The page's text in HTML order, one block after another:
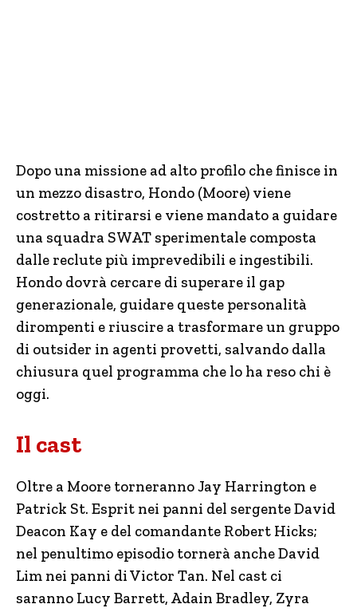
Dopo una missione ad alto profilo che finisce in
un mezzo disastro, Hondo (Moore) viene
costretto a ritirarsi e viene mandato a guidare
una squadra SWAT sperimentale composta
dalle reclute più imprevedibili e ingestibili.
Hondo dovrà cercare di superare il gap
generazionale, guidare queste personalità
dirompenti e riuscire a trasformare un gruppo
di outsider in agenti provetti, salvando dalla
chiusura quel programma che lo ha reso chi è
oggi.
Il cast
Oltre a Moore torneranno Jay Harrington e
Patrick St. Esprit nei panni del sergente David
Deacon Kay e del comandante Robert Hicks;
nel penultimo episodio tornerà anche David
Lim nei panni di Victor Tan. Nel cast ci
saranno Lucy Barrett, Adain Bradley, Zyra